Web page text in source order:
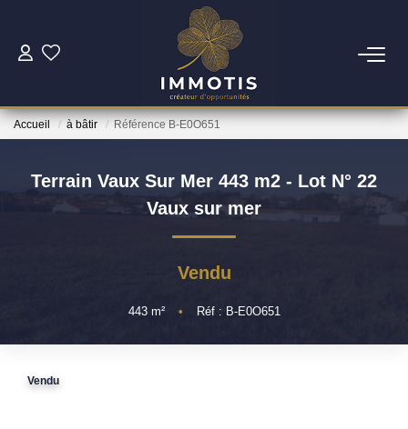
ESTIMER
Nos Biens
Nos Services
Accueil à bâtir Référence B-E0O651
Terrain Vaux Sur Mer 443 m2 - Lot N° 22
Vaux sur mer
Vendu
443m² • Réf : B-E0O651
Vendu